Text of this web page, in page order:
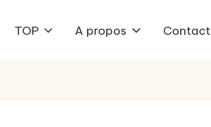
TOP A propos Contact